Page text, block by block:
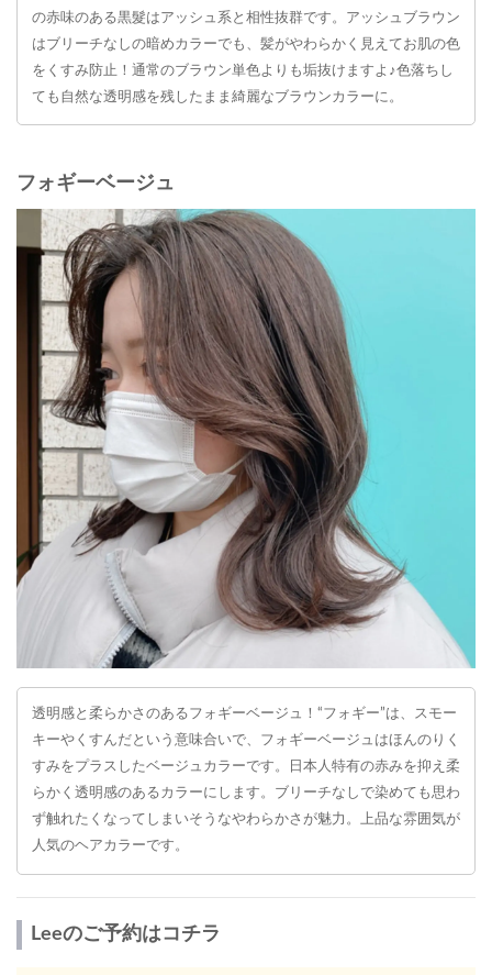
の赤味のある黒髮はアッシュ系と相性抜群です。アッシュブラウン
はブリーチなしの暗めカラーでも、髪がやわらかく見えてお肌の色
をくすみ防止！通常のブラウン単色よりも垢抜けますよ♪色落ちし
ても自然な透明感を残したまま綺麗なブラウンカラーに。
フォギーベージュ
透明感と柔らかさのあるフォギーベージュ！“フォギー”は、スモー
キーやくすんだという意味合いで、フォギーベージュはほんのりく
すみをプラスしたベージュカラーです。日本人特有の赤みを抑え柔
らかく透明感のあるカラーにします。ブリーチなしで染めても思わ
ず触れたくなってしまいそうなやわらかさが魅力。上品な雰囲気が
人気のヘアカラーです。
Leeのご予約はコチラ